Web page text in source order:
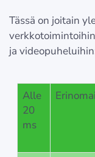
Tässä on joitain
ja
Alle
20
ms